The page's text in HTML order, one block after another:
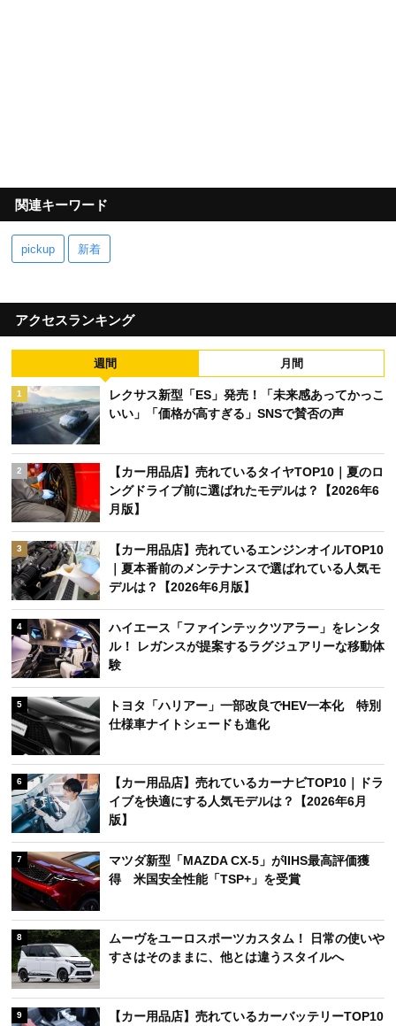
関連キーワード
pickup 新着
アクセスランキング
週間 月間
1
レクサス新型「ES」発売！「未来感あってかっこ
いい」「価格が高すぎる」SNSで賛否の声
2
【カー用品店】売れているタイヤTOP10｜夏のロ
ングドライブ前に選ばれたモデルは？【2026年6
月版】
3
【カー用品店】売れているエンジンオイルTOP10
｜夏本番前のメンテナンスで選ばれている人気モ
デルは？【2026年6月版】
4
ハイエース「ファインテックツアラー」をレンタ
ル！ レガンスが提案するラグジュアリーな移動体
験
5
トヨタ「ハリアー」一部改良でHEV一本化 特別
仕様車ナイトシェードも進化
6
【カー用品店】売れているカーナビTOP10｜ドラ
イブを快適にする人気モデルは？【2026年6月
版】
7
マツダ新型「MAZDA CX-5」がIIHS最高評価獲
得 米国安全性能「TSP+」を受賞
8
ムーヴをユーロスポーツカスタム！ 日常の使いや
すさはそのままに、他とは違うスタイルへ
9
【カー用品店】売れているカーバッテリーTOP10